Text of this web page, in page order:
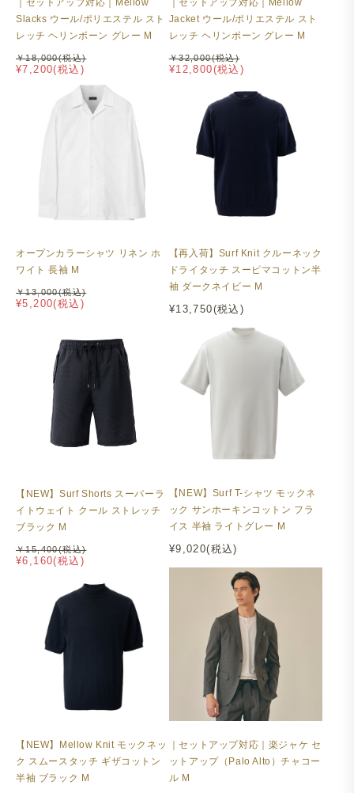
｜セットアップ対応｜Mellow
Slacks ウール/ポリエステル スト
レッチ ヘリンボーン グレー M
¥7,200(税込)
￥18,000(税込)
｜セットアップ対応｜Mellow
Jacket ウール/ポリエステル スト
レッチ ヘリンボーン グレー M
¥12,800(税込)
￥32,000(税込)
オープンカラーシャツ リネン ホ
ワイト 長袖 M
¥5,200(税込)
￥13,000(税込)
【再入荷】Surf Knit クルーネック
ドライタッチ スーピマコットン半
袖 ダークネイビー M
¥13,750(税込)
【NEW】Surf Shorts スーパーラ
イトウェイト クール ストレッチ
ブラック M
¥6,160(税込)
￥15,400(税込)
【NEW】Surf T-シャツ モックネ
ック サンホーキンコットン フラ
イス 半袖 ライトグレー M
¥9,020(税込)
【NEW】Mellow Knit モックネッ
ク スムースタッチ ギザコットン
半袖 ブラック M
｜セットアップ対応｜楽ジャケ セ
ットアップ（Palo Alto）チャコー
ル M